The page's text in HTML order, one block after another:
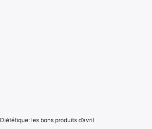
Diététique: les bons produits d’avril